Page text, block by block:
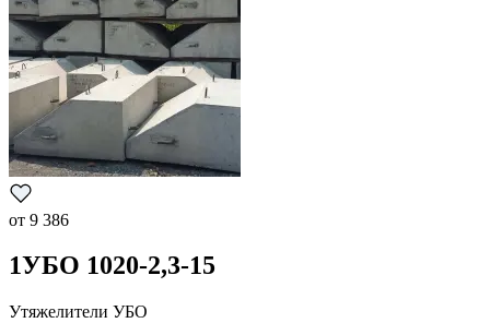
от 9 386
1УБО 1020-2,3-15
Утяжелители УБО